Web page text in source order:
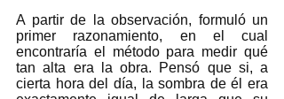
A partir de la observación, formuló un
primer razonamiento, en el cual
encontraría el método para medir qué
tan alta era la obra. Pensó que si, a
cierta hora del día, la sombra de él era